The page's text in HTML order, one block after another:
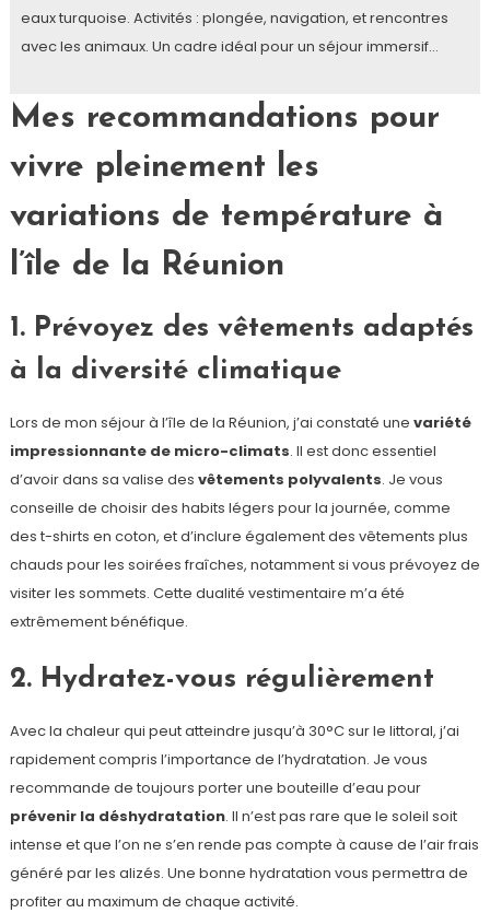
eaux turquoise. Activités : plongée, navigation, et rencontres
avec les animaux. Un cadre idéal pour un séjour immersif…
Mes recommandations pour
vivre pleinement les
variations de température à
l’île de la Réunion
1. Prévoyez des vêtements adaptés
à la diversité climatique
Lors de mon séjour à l’île de la Réunion, j’ai constaté une variété
impressionnante de micro-climats. Il est donc essentiel
d’avoir dans sa valise des vêtements polyvalents. Je vous
conseille de choisir des habits légers pour la journée, comme
des t-shirts en coton, et d’inclure également des vêtements plus
chauds pour les soirées fraîches, notamment si vous prévoyez de
visiter les sommets. Cette dualité vestimentaire m’a été
extrêmement bénéfique.
2. Hydratez-vous régulièrement
Avec la chaleur qui peut atteindre jusqu’à 30°C sur le littoral, j’ai
rapidement compris l’importance de l’hydratation. Je vous
recommande de toujours porter une bouteille d’eau pour
prévenir la déshydratation. Il n’est pas rare que le soleil soit
intense et que l’on ne s’en rende pas compte à cause de l’air frais
généré par les alizés. Une bonne hydratation vous permettra de
profiter au maximum de chaque activité.